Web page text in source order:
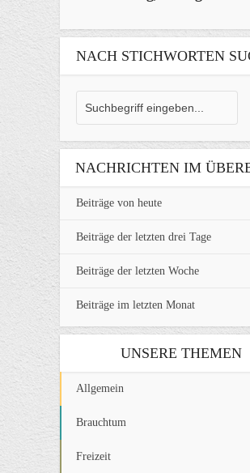
NACH STICHWORTEN
NACHRICHTEN IM
Beiträge von heute
Beiträge der letzten drei Tage
Beiträge der letzten Woche
Beiträge im letzten Monat
UNSERE THEMEN
Allgemein
Brauchtum
Freizeit